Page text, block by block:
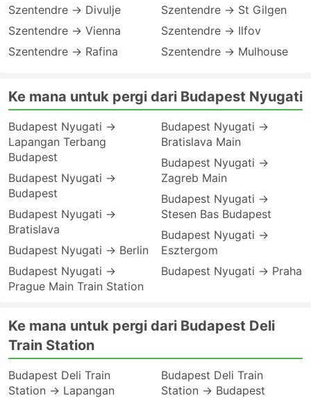
Szentendre → Divulje
Szentendre → Vienna
Szentendre → Rafina
Szentendre → St Gilgen
Szentendre → Ilfov
Szentendre → Mulhouse
Ke mana untuk pergi dari Budapest Nyugati
Budapest Nyugati →
Lapangan Terbang
Budapest
Budapest Nyugati →
Budapest
Budapest Nyugati →
Bratislava
Budapest Nyugati → Berlin
Budapest Nyugati →
Prague Main Train Station
Budapest Nyugati →
Bratislava Main
Budapest Nyugati →
Zagreb Main
Budapest Nyugati →
Stesen Bas Budapest
Budapest Nyugati →
Esztergom
Budapest Nyugati → Praha
Ke mana untuk pergi dari Budapest Deli
Train Station
Budapest Deli Train
Station → Lapangan
Budapest Deli Train
Station → Budapest